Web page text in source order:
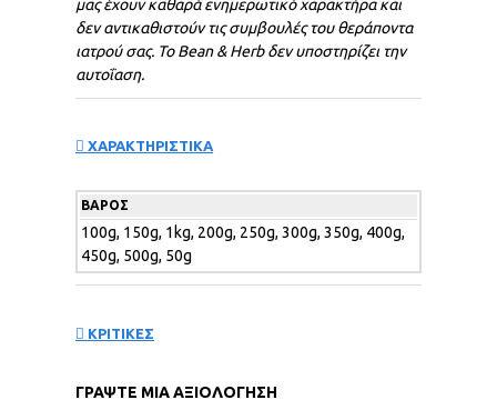
μας έχουν καθαρά ενημερωτικό χαρακτήρα και
δεν αντικαθιστούν τις συμβουλές του θεράποντα
ιατρού σας. ΤοBean & Herbδεν υποστηρίζει την
αυτοΐαση.
ΧΑΡΑΚΤΗΡΙΣΤΙΚΑ
ΒΆΡΟΣ
100g, 150g, 1kg, 200g, 250g, 300g, 350g, 400g,
450g, 500g, 50g
ΚΡΙΤΙΚΕΣ
ΓΡΆΨΤΕ ΜΙΑ ΑΞΙΟΛΌΓΗΣΗ